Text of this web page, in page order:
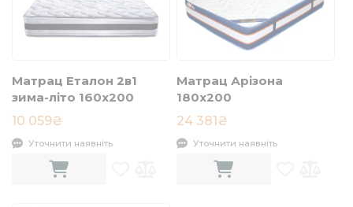
Матрац Еталон 2в1
зима-літо 160x200
10 059₴
Уточнити наявніть
Матрац Арізона
180х200
24 381₴
Уточнити наявніть